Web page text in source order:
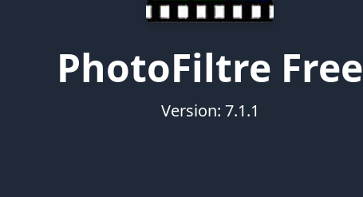
PhotoFiltre Free
Version: 7.1.1